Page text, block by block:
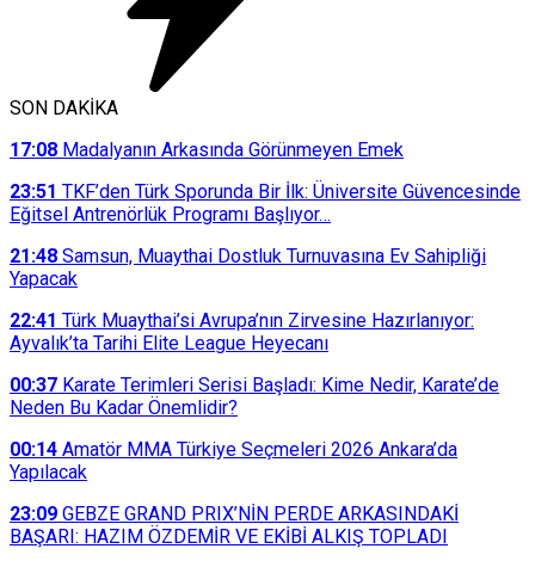
SON DAKİKA
17:08 Madalyanın Arkasında Görünmeyen Emek
23:51 TKF’den Türk Sporunda Bir İlk: Üniversite Güvencesinde
Eğitsel Antrenörlük Programı Başlıyor…
21:48 Samsun, Muaythai Dostluk Turnuvasına Ev Sahipliği
Yapacak
22:41 Türk Muaythai’si Avrupa’nın Zirvesine Hazırlanıyor:
Ayvalık’ta Tarihi Elite League Heyecanı
00:37 Karate Terimleri Serisi Başladı: Kime Nedir, Karate’de
Neden Bu Kadar Önemlidir?
00:14 Amatör MMA Türkiye Seçmeleri 2026 Ankara’da
Yapılacak
23:09 GEBZE GRAND PRIX’NİN PERDE ARKASINDAKİ
BAŞARI: HAZIM ÖZDEMİR VE EKİBİ ALKIŞ TOPLADI